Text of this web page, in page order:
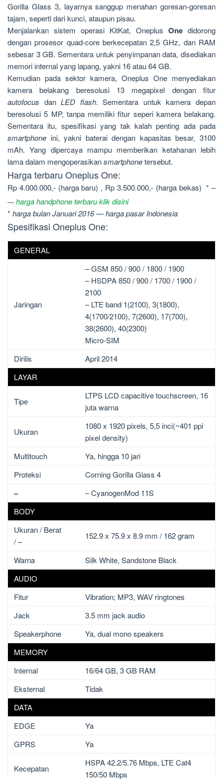
Gorilla Glass 3, layarnya sanggup menahan goresan-goresan
tajam, seperti dari kunci, ataupun pisau.
Menjalankan sistem operasi KitKat, Oneplus One didorong
dengan prosesor quad-core berkecepatan 2,5 GHz, dan RAM
sebesar 3 GB. Sementara untuk penyimpanan data, disediakan
memori internal yang lapang, yakni 16 atau 64 GB.
Kemudian pada sektor kamera, Oneplus One menyediakan
kamera belakang beresolusi 13 megapixel dengan fitur
autofocus danLED flash. Sementara untuk kamera depan
beresolusi 5 MP, tanpa memiliki fitur seperi kamera belakang.
Sementara itu, spesifikasi yang tak kalah penting ada pada
smartphone ini, yakni baterai dengan kapasitas besar, 3100
mAh. Yang dipercaya mampu memberikan ketahanan lebih
lama dalam mengoperasikansmartphonetersebut.
Harga terbaru Oneplus One:
Rp 4.000.000,- (harga baru) , Rp 3.500.000,- (harga bekas) * –
— harga handphone terbaru klik disini
* harga bulan Januari 2016 — harga pasar Indonesia
Spesifikasi Oneplus One:
GENERAL
Jaringan
– GSM 850 / 900 / 1800 / 1900
– HSDPA 850 / 900 / 1700 / 1900 /
2100
– LTE band 1(2100), 3(1800),
4(1700/2100), 7(2600), 17(700),
38(2600), 40(2300)
Micro-SIM
Dirilis
April 2014
LAYAR
Tipe
LTPS LCD capacitive touchscreen, 16
juta warna
Ukuran
1080 x 1920 pixels, 5,5 inci(~401 ppi
pixel density)
Multitouch
Ya, hingga 10 jari
Proteksi
Corning Gorilla Glass 4
–
– CyanogenMod 11S
BODY
Ukuran / Berat
/ –
152.9 x 75.9 x 8.9 mm / 162 gram
Warna
Silk White, Sandstone Black
AUDIO
Fitur
Vibration; MP3, WAV ringtones
Jack
3.5 mm jack audio
Speakerphone
Ya, dual mono speakers
MEMORY
Internal
16/64 GB, 3 GB RAM
Eksternal
Tidak
DATA
EDGE
Ya
GPRS
Ya
Kecepatan
HSPA 42.2/5.76 Mbps, LTE Cat4
150/50 Mbps